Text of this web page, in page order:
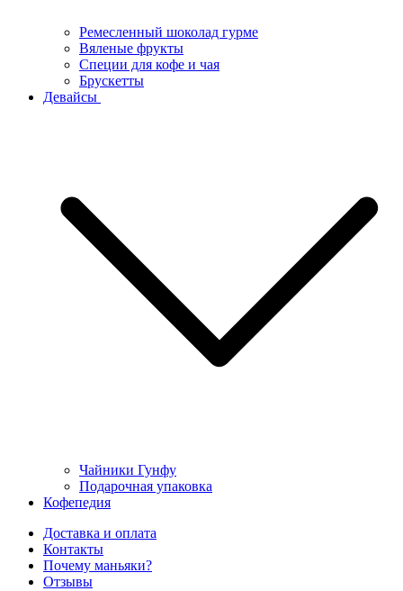
Ремесленный шоколад гурме
Вяленые фрукты
Специи для кофе и чая
Брускетты
Девайсы
Чайники Гунфу
Подарочная упаковка
Кофепедия
Доставка и оплата
Контакты
Почему маньяки?
Отзывы